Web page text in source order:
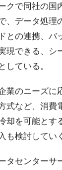
クで同社の国
、データ処理
との連携、バ
現できる、シ
している。
業のニーズに
式など、消費
却を可能とす
も検討してい
タセンターサ